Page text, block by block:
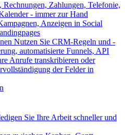
Rechnungen, Zahlungen, Telefonie,
- immer zur Hand
Anzeigen in Social
Nutzen Sie CRM-Regeln und -
automatisierte Funnels, API
Anrufe transkribieren oder
der Felder in
Sie Ihre Arbeit schneller und